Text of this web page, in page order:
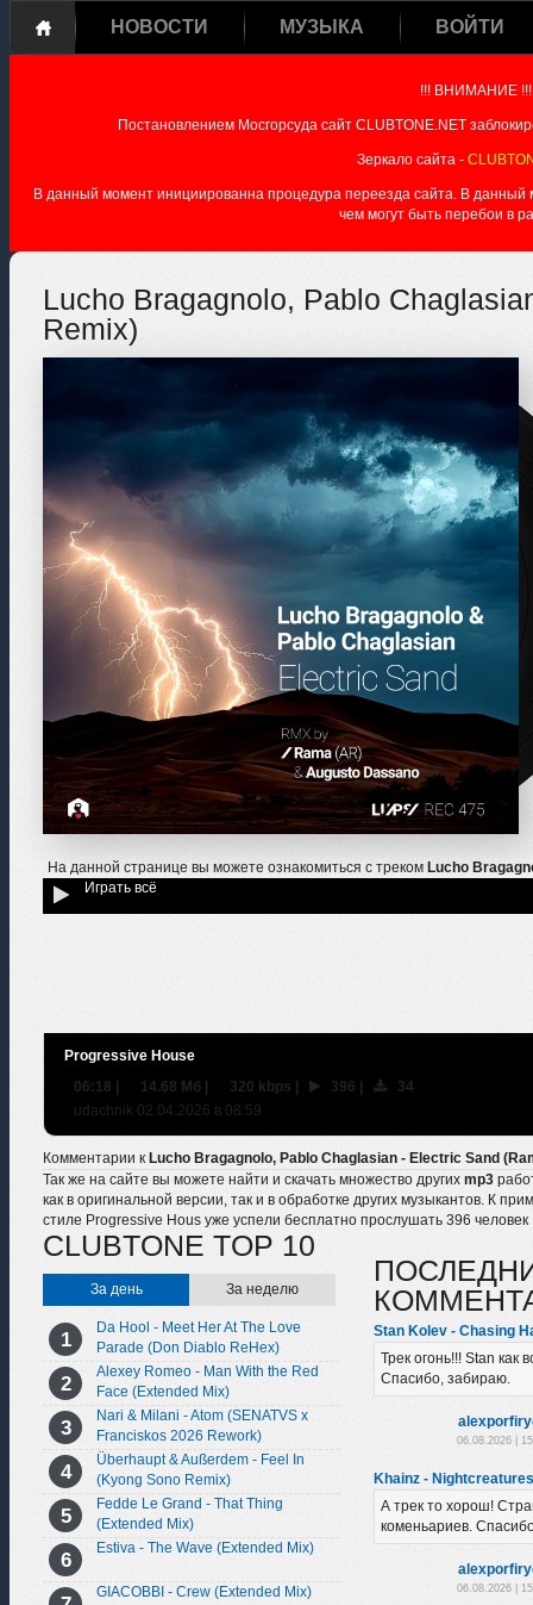
НОВОСТИ МУЗЫКА ВОЙТИ
!!! ВНИМАНИЕ !!!
Постановлением Мосгорсуда сайт CLUBTONE.NET
Зеркало сайта -
В данный момент инициированна процедура переезда сайта. В данный
чем могут быть перебои в
Lucho Bragagnolo, Pablo
Remix)
На данной странице вы можете ознакомиться с треком Lucho
Играть всё
Progressive House
06:18 | 14.68 Мб | 320 kbps | 396 |
34
udachnik 02.04.2026 в 08:59
Комментарии к Lucho Bragagnolo, Pablo Chaglasian - Electric Sand
Так же на сайте вы можете найти и скачать множество других mp3
как в оригинальной версии, так и в обработке других музыкантов. К
стиле Progressive Hous уже успели бесплатно прослушать 396 человек
CLUBTONE TOP 10
За день За неделю
Da Hool - Meet Her At The Love
Parade (Don Diablo ReHex)
Alexey Romeo - Man With the Red
Face (Extended Mix)
Nari & Milani - Atom (SENATVS x
Franciskos 2026 Rework)
Überhaupt & Außerdem - Feel In
(Kyong Sono Remix)
Fedde Le Grand - That Thing
(Extended Mix)
Estiva - The Wave (Extended Mix)
GIACOBBI - Crew (Extended Mix)
Stan Kolev - Chasing
Трек огонь!!! Stan как
Спасибо, забираю.
06.08.2026 |
Khainz -
А трек то хорош!
коменьариев.
06.08.2026 |